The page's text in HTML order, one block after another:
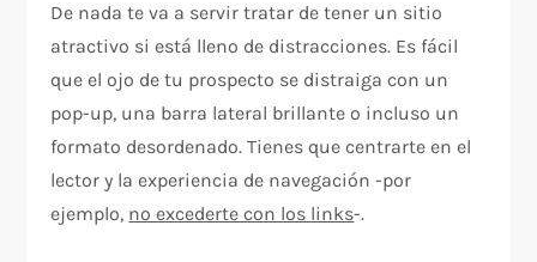
De nada te va a servir tratar de tener un sitio
atractivo si está lleno de distracciones. Es fácil
que el ojo de tu prospecto se distraiga con un
pop-up, una barra lateral brillante o incluso un
formato desordenado. Tienes que centrarte en el
lector y la experiencia de navegación -por
ejemplo, no excederte con los links-.